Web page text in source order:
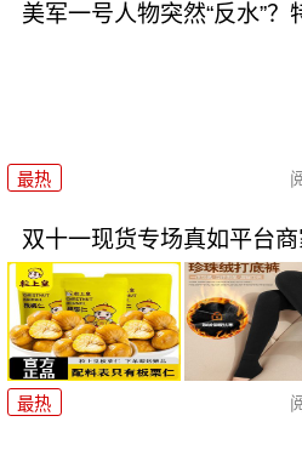
美军一号人物突然“反水”
最热
双十一现货专场真如平台商
最热